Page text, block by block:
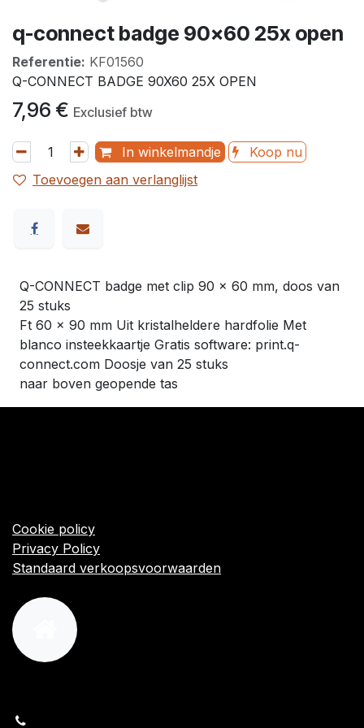
q-connect badge 90x60 25x open
Referentie: KF01560
Q-CONNECT BADGE 90X60 25X OPEN
7,96 € Exclusief btw
In winkelmandje
Koop nu
Toevoegen aan verlanglijst
Q-CONNECT badge met clip 90 x 60 mm, doos van
25 stuks
Ft 60 x 90 mm Uit kristalheldere hardfolie Met
blanco insteekkaartje Gratis software: print.q-
connect.com Doosje van 25 stuks
naar boven geopende tas
Cookie policy
Privacy Policy
Standaard verkoopsvoorwaarden